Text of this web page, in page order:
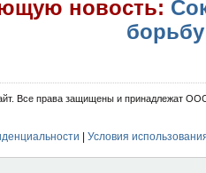
новость:
Все права защищены и принадлежат
Условия